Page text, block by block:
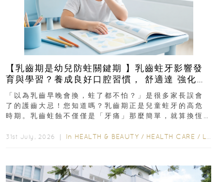
【乳齒期是幼兒防蛀關鍵期 】乳齒蛀牙影響發
育與學習？養成良好口腔習慣， 舒適達 強化琺
瑯質 兒童牙膏防護指南
「以為乳齒早晚會換，蛀了都不怕？」是很多家長誤會
了的護齒大忌！您知道嗎？乳齒期正是兒童蛀牙的高危
時期。乳齒蛀蝕不僅僅是「牙痛」那麼簡單，就算換恆
31st July, 2026 ｜ In HEALTH & BEAUTY / HEALTH CARE / LIFESTYLE